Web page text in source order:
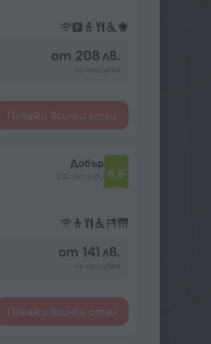
от 208 лв.
Покажи всички стаи
Добър
232 отзиви 6,6
от 141 лв.
Покажи всички стаи